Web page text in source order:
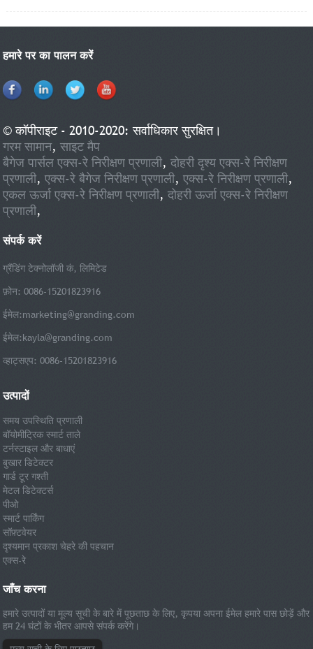
हमारे पर का पालन करें
© कॉपीराइट - 2010-2020: सर्वाधिकार सुरक्षित।
गरम सामान,साइट मैप
बैगेज पार्सल एक्स-रे निरीक्षण प्रणाली,दोहरी दृश्य एक्स-रे निरीक्षण
प्रणाली,एक्स-रे बैगेज निरीक्षण प्रणाली,एक्स-रे निरीक्षण प्रणाली,
एकल ऊर्जा एक्स-रे निरीक्षण प्रणाली,दोहरी ऊर्जा एक्स-रे निरीक्षण
प्रणाली,
संपर्क करें
ग्रैंडिंग टेक्नोलॉजी कं, लिमिटेड
फ़ोन: 0086-15201823916
ईमेल:marketing@granding.com
ईमेल:kayla@granding.com
व्हाट्सएप: 0086-15201823916
उत्पादों
समय उपस्थिति प्रणाली
बॉयोमीट्रिक स्मार्ट ताले
टर्नस्टाइल और बाधाएं
बुखार डिटेक्टर
गार्ड टूर गश्ती
मेटल डिटेक्टर्स
पीओ
स्मार्ट पार्किंग
सॉफ़्टवेयर
दृश्यमान प्रकाश चेहरे की पहचान
एक्स-रे
जाँच करना
हमारे उत्पादों या मूल्य सूची के बारे में पूछताछ के लिए, कृपया अपना ईमेल हमारे पास छोड़ें और
हम 24 घंटों के भीतर आपसे संपर्क करेंगे।